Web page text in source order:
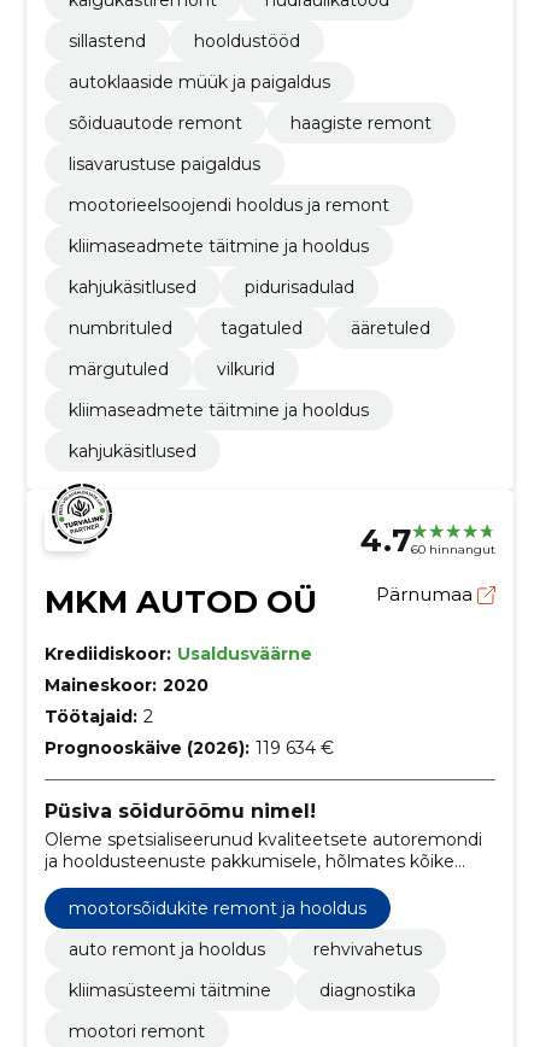
sillastend
hooldustööd
autoklaaside müük ja paigaldus
sõiduautode remont
haagiste remont
lisavarustuse paigaldus
mootorieelsoojendi hooldus ja remont
kliimaseadmete täitmine ja hooldus
kahjukäsitlused
pidurisadulad
numbrituled
tagatuled
ääretuled
märgutuled
vilkurid
kliimaseadmete täitmine ja hooldus
kahjukäsitlused
4.760 hinnangut
MKM AUTOD OÜ Pärnumaa
Krediidiskoor: Usaldusväärne
Maineskoor: 2020
Töötajaid: 2
Prognooskäive (2026): 119 634 €
Püsiva sõidurõõmu nimel!
Oleme spetsialiseerunud kvaliteetsete autoremondi
ja hooldusteenuste pakkumisele, hõlmates kõike
alates rehvitöödest ja kliimasüsteemi hooldusest kuni
diagnostika ja mootoriremontideni.
mootorsõidukite remont ja hooldus
auto remont ja hooldus
rehvivahetus
kliimasüsteemi täitmine
diagnostika
mootori remont